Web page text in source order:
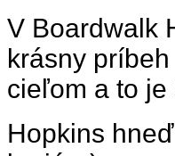
V Boardwalk
krásny
cieľom a to je
Hopkins hneď